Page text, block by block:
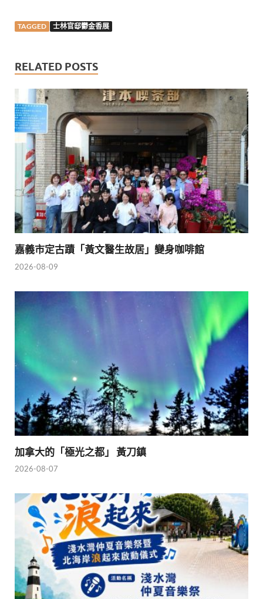
TAGGED 士林官邸鬱金香展
RELATED POSTS
嘉義市定古蹟「黃文醫生故居」變身咖啡館
2026-08-09
加拿大的「極光之都」 黃刀鎮
2026-08-07